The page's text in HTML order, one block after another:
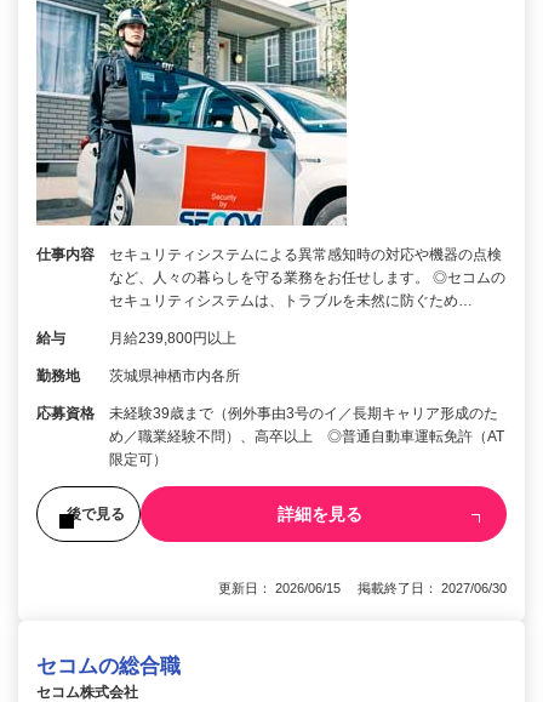
仕事内容
セキュリティシステムによる異常感知時の対応や機器の点検
など、人々の暮らしを守る業務をお任せします。 ◎セコムの
セキュリティシステムは、トラブルを未然に防ぐため…
給与 月給239,800円以上
勤務地 茨城県神栖市内各所
応募資格
未経験39歳まで（例外事由3号のイ／長期キャリア形成のた
め／職業経験不問）、高卒以上 ◎普通自動車運転免許（AT
限定可）
後で見る 詳細を見る
更新日： 2026/06/15 掲載終了日： 2027/06/30
セコムの総合職
セコム株式会社